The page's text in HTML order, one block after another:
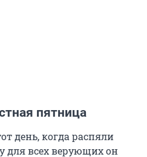
пятница
день, когда распяли
для всех верующих он